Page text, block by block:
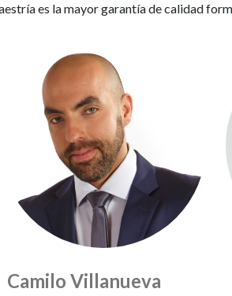
es la mayor garantía de calidad
Camilo Villanueva